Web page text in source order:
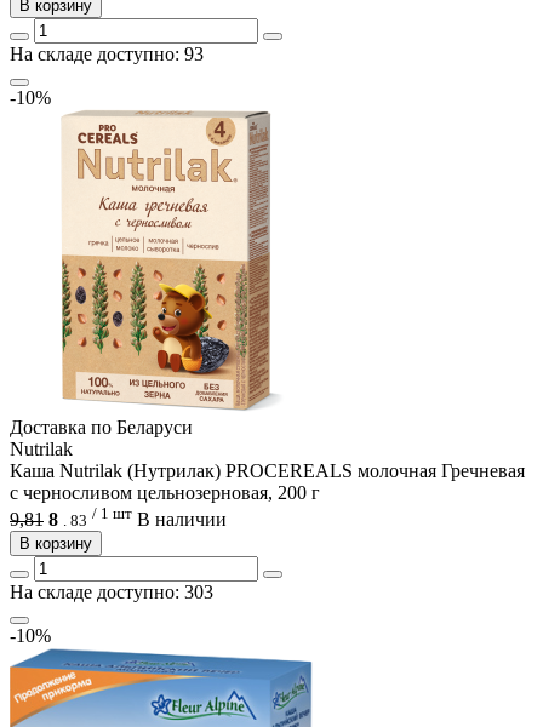
В корзину
На складе доступно: 93
-10%
Доcтавка по Беларуси
Nutrilak
Каша Nutrilak (Нутрилак) PROCEREALS молочная Гречневая
с черносливом цельнозерновая, 200 г
9,81 8 . 83 / 1 шт В наличии
В корзину
На складе доступно: 303
-10%